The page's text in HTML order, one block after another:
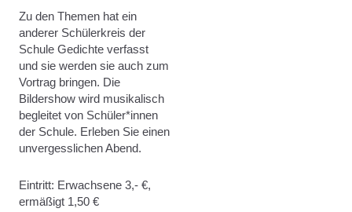
Zu den Themen hat ein
anderer Schülerkreis der
Schule Gedichte verfasst
und sie werden sie auch zum
Vortrag bringen. Die
Bildershow wird musikalisch
begleitet von Schüler*innen
der Schule. Erleben Sie einen
unvergesslichen Abend.
Eintritt: Erwachsene 3,- €,
ermäßigt 1,50 €